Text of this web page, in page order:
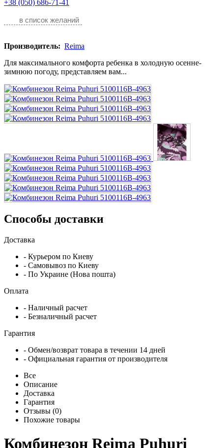
+38 (050) 686-71-41
в список желаний
Производитель: Reima
Для максимального комфорта ребенка в холодную осенне-
зимнюю погоду, представляем вам...
Способы доставки
Доставка
- Курьером по Киеву
- Самовывоз по Киеву
- По Украине (Нова пошта)
Оплата
- Наличный расчет
- Безналичный расчет
Гарантия
- Обмен/возврат товара в течении 14 дней
- Официальная гарантия от производителя
Все
Описание
Доставка
Гарантия
Отзывы (0)
Похожие товары
Комбинезон Reima Puhuri